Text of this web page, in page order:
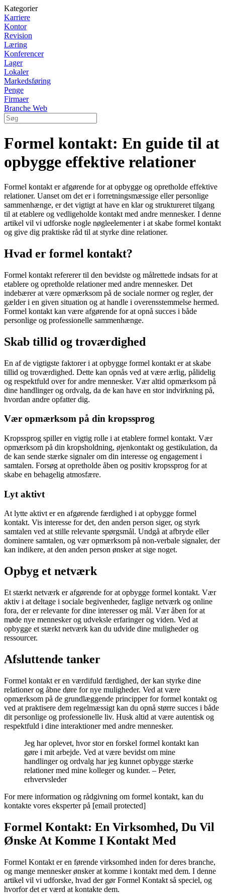
Kategorier
Karriere
Kontor
Revision
Læring
Konferencer
Lager
Lokaler
Markedsføring
Penge
Firmaer
Branche Web
Formel kontakt: En guide til at
opbygge effektive relationer
Formel kontakt er afgørende for at opbygge og opretholde effektive
relationer. Uanset om det er i forretningsmæssige eller personlige
sammenhænge, er det vigtigt at have en klar og struktureret tilgang
til at etablere og vedligeholde kontakt med andre mennesker. I denne
artikel vil vi udforske nogle nøgleelementer i at skabe formel kontakt
og give dig praktiske råd til at styrke dine relationer.
Hvad er formel kontakt?
Formel kontakt refererer til den bevidste og målrettede indsats for at
etablere og opretholde relationer med andre mennesker. Det
indebærer at være opmærksom på de sociale normer og regler, der
gælder i en given situation og at handle i overensstemmelse hermed.
Formel kontakt kan være afgørende for at opnå succes i både
personlige og professionelle sammenhænge.
Skab tillid og troværdighed
En af de vigtigste faktorer i at opbygge formel kontakt er at skabe
tillid og troværdighed. Dette kan opnås ved at være ærlig, pålidelig
og respektfuld over for andre mennesker. Vær altid opmærksom på
dine handlinger og ordvalg, da de kan have en stor indvirkning på,
hvordan andre opfatter dig.
Vær opmærksom på din kropssprog
Kropssprog spiller en vigtig rolle i at etablere formel kontakt. Vær
opmærksom på din kropsholdning, øjenkontakt og gestikulation, da
de kan sende stærke signaler om din interesse og engagement i
samtalen. Forsøg at opretholde åben og positiv kropssprog for at
skabe en behagelig atmosfære.
Lyt aktivt
At lytte aktivt er en afgørende færdighed i at opbygge formel
kontakt. Vis interesse for det, den anden person siger, og styrk
samtalen ved at stille relevante spørgsmål. Undgå at afbryde eller
dominere samtalen, og vær opmærksom på non-verbale signaler, der
kan indikere, at den anden person ønsker at sige noget.
Opbyg et netværk
Et stærkt netværk er afgørende for at opbygge formel kontakt. Vær
aktiv i at deltage i sociale begivenheder, faglige netværk og online
fora, der er relevante for dine interesser og mål. Vær åben for at
møde nye mennesker og udveksle erfaringer og viden. Ved at
opbygge et stærkt netværk kan du udvide dine muligheder og
ressourcer.
Afsluttende tanker
Formel kontakt er en værdifuld færdighed, der kan styrke dine
relationer og åbne døre for nye muligheder. Ved at være
opmærksom på de grundlæggende principper for formel kontakt og
ved at praktisere dem regelmæssigt kan du opnå større succes i både
dit personlige og professionelle liv. Husk altid at være autentisk og
respektfuld i dine interaktioner med andre mennesker.
Jeg har oplevet, hvor stor en forskel formel kontakt kan
gøre i mit arbejde. Ved at være bevidst om mine
handlinger og ordvalg har jeg kunnet opbygge stærke
relationer med mine kolleger og kunder. – Peter,
erhvervsleder
For mere information og rådgivning om formel kontakt, kan du
kontakte vores eksperter på [email protected]
Formel Kontakt: En Virksomhed, Du Vil
Ønske At Komme I Kontakt Med
Formel Kontakt er en førende virksomhed inden for deres branche,
og mange mennesker ønsker at komme i kontakt med dem. I denne
artikel vil vi udforske, hvad der gør Formel Kontakt så speciel, og
hvorfor det er værd at kontakte dem.